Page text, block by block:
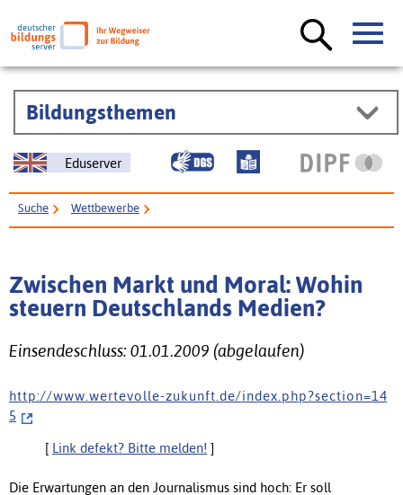
Bildungsthemen
Eduserver
Suche Wettbewerbe
Zwischen Markt und Moral: Wohin
steuern Deutschlands Medien?
Einsendeschluss: 01.01.2009 (abgelaufen)
h t t p : / / w w w . w e r t e v o l l e - z u k u n f t . d e / i n d e x . p h p ? s e c t i o n = 1 4
5
[ Link defekt? Bitte melden! ]
Die Erwartungen an den Journalismus sind hoch: Er soll